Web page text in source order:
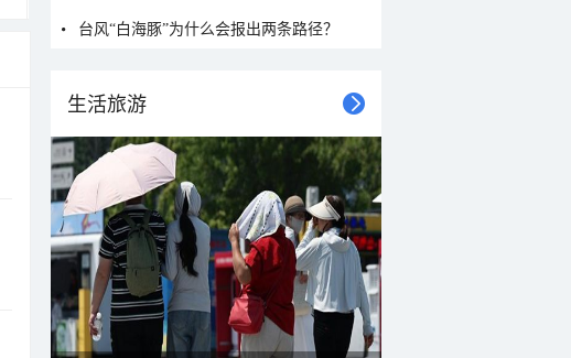
台风“白海豚”为什么会报出两条路径？
生活旅游